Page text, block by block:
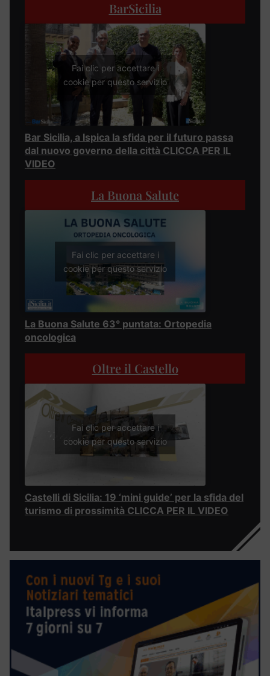
BarSicilia
Fai clic per accettare i
cookie per questo servizio
Bar Sicilia, a Ispica la sfida per il futuro passa
dal nuovo governo della città CLICCA PER IL
VIDEO
La Buona Salute
Fai clic per accettare i
cookie per questo servizio
La Buona Salute 63° puntata: Ortopedia
oncologica
Oltre il Castello
Fai clic per accettare i
cookie per questo servizio
Castelli di Sicilia: 19 ‘mini guide’ per la sfida del
turismo di prossimità CLICCA PER IL VIDEO